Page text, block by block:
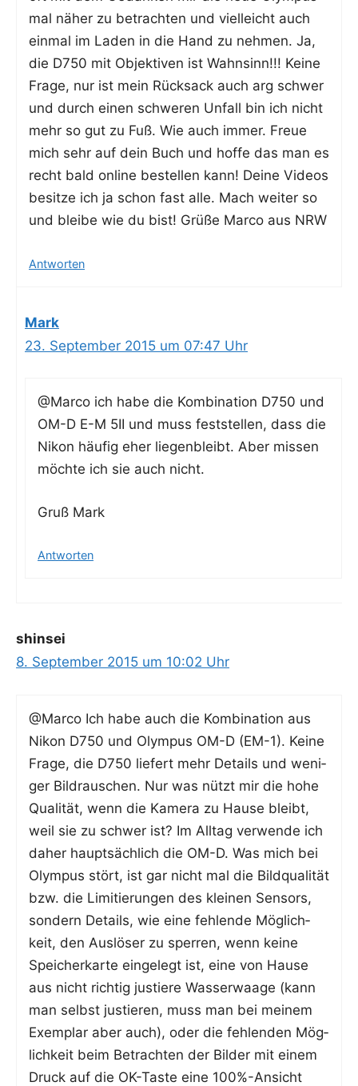
mal näher zu betrach­ten und viel­leicht auch
ein­mal im Laden in die Hand zu neh­men. Ja,
die D750 mit Objek­ti­ven ist Wahn­sinn!!! Kei­ne
Fra­ge, nur ist mein Rück­sack auch arg schwer
und durch einen schwe­ren Unfall bin ich nicht
mehr so gut zu Fuß. Wie auch immer. Freue
mich sehr auf dein Buch und hof­fe das man es
recht bald online bestel­len kann! Dei­ne Vide­os
besit­ze ich ja schon fast alle. Mach wei­ter so
und blei­be wie du bist! Grü­ße Mar­co aus NRW
Antworten
Mark
23. September 2015 um 07:47 Uhr
@Marco ich habe die Kom­bi­na­ti­on D750 und
OM-D E-M 5II und muss fest­stel­len, dass die
Nikon häu­fig eher lie­gen­bleibt. Aber mis­sen
möch­te ich sie auch nicht.
Gruß Mark
Antworten
shinsei
8. September 2015 um 10:02 Uhr
@Marco Ich habe auch die Kom­bi­na­ti­on aus
Nikon D750 und Olym­pus OM-D (EM-1). Kei­ne
Fra­ge, die D750 lie­fert mehr Details und weni­
ger Bild­rau­schen. Nur was nützt mir die hohe
Qua­li­tät, wenn die Kame­ra zu Hau­se bleibt,
weil sie zu schwer ist? Im All­tag ver­wen­de ich
daher haupt­säch­lich die OM-D. Was mich bei
Olym­pus stört, ist gar nicht mal die Bild­qua­li­tät
bzw. die Limi­tie­run­gen des klei­nen Sen­sors,
son­dern Details, wie eine feh­len­de Mög­lich­
keit, den Aus­lö­ser zu sper­ren, wenn kei­ne
Spei­cher­kar­te ein­ge­legt ist, eine von Hau­se
aus nicht rich­tig jus­tie­re Was­ser­waa­ge (kann
man selbst jus­tie­ren, muss man bei mei­nem
Exem­plar aber auch), oder die feh­len­den Mög­
lich­keit beim Betrach­ten der Bil­der mit einem
Druck auf die OK-Tas­te eine 100%-Ansicht